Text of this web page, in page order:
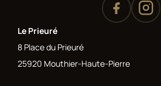
Le Prieuré
8 Place du Prieuré
25920 Mouthier-Haute-Pierre